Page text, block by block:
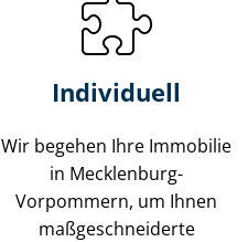
Individuell
Wir begehen Ihre Immobilie
in Mecklenburg-
Vorpommern, um Ihnen
maß­ge­schnei­der­te